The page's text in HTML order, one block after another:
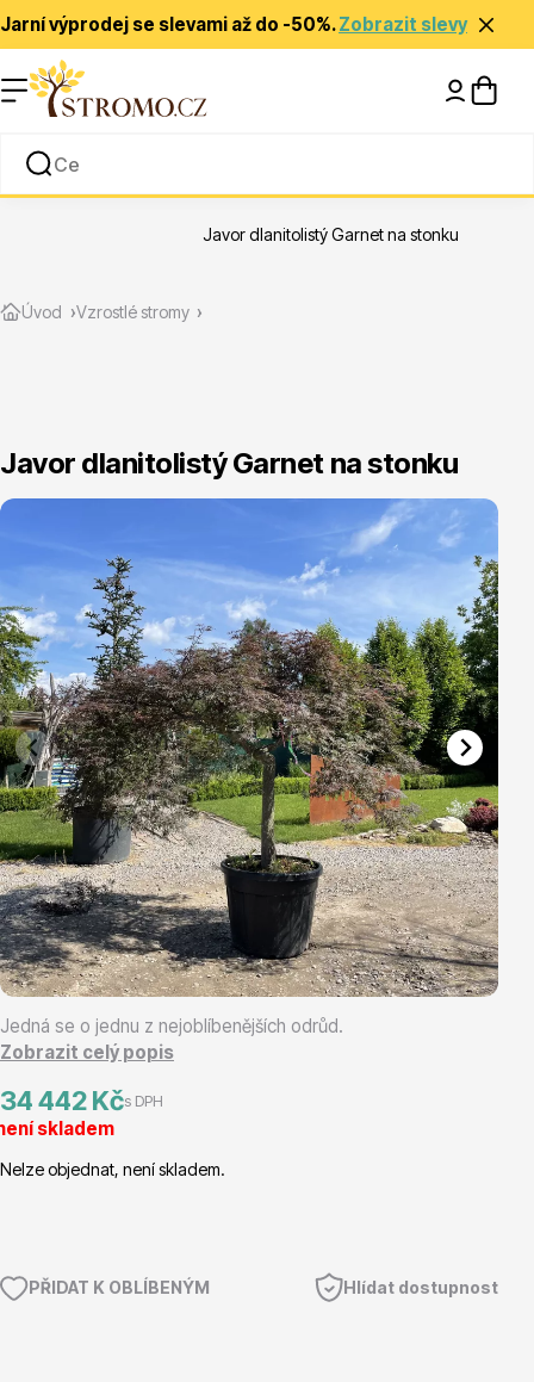
Jarní výprodej se slevami až do -50%.Zobrazit slevy
Rady a tipy
Zlevněné
Jehličnany
Vřesovištní rostliny
Vánoční stromky v květináčích a řezané
Magnólie
Úvod Vzrostlé stromy
Javor dlanitolistý Garnet na stonku
Javor dlanitolistý Garnet na stonku
Jedná se o jednu z nejoblíbenějších odrůd.
Zobrazit celý popis
34 442 Kčs DPH
skladem
Nelze objednat, není skladem.
PŘIDAT K OBLÍBENÝM Hlídat dostupnost